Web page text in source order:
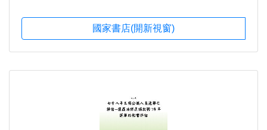
國家書店(開新視窗)